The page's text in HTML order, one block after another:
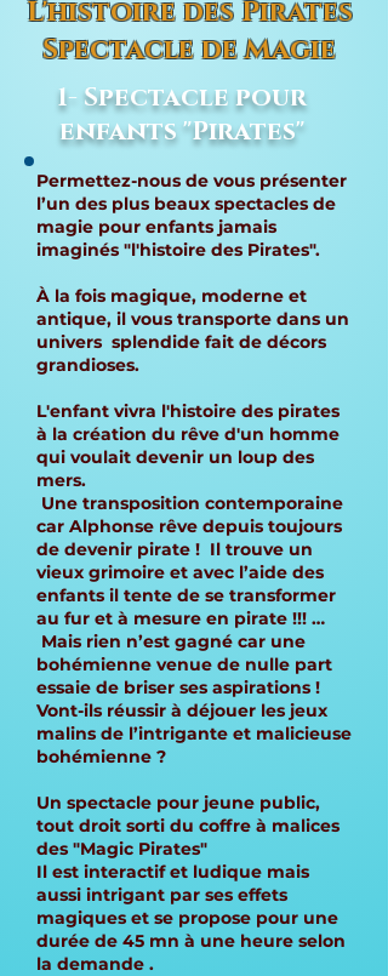
L'histoire des Pirates
Spectacle de Magie
1- Spectacle pour
enfants "Pirates"
Permettez-nous de vous présenter
l’un des plus beaux spectacles de
magie pour enfants jamais
imaginés "l'histoire des Pirates".
À la fois magique, moderne et
antique, il vous transporte dans un
univers splendide fait de décors
grandioses.
L'enfant vivra l'histoire des pirates
à la création du rêve d'un homme
qui voulait devenir un loup des
mers.
Une transposition contemporaine
car Alphonse rêve depuis toujours
de devenir pirate ! Il trouve un
vieux grimoire et avec l’aide des
enfants il tente de se transformer
au fur et à mesure en pirate !!! …
Mais rien n’est gagné car une
bohémienne venue de nulle part
essaie de briser ses aspirations !
Vont-ils réussir à déjouer les jeux
malins de l’intrigante et malicieuse
bohémienne ?
Un spectacle pour jeune public,
tout droit sorti du coffre à malices
des "Magic Pirates"
Il est interactif et ludique mais
aussi intrigant par ses effets
magiques et se propose pour une
durée de 45 mn à une heure selon
la demande .